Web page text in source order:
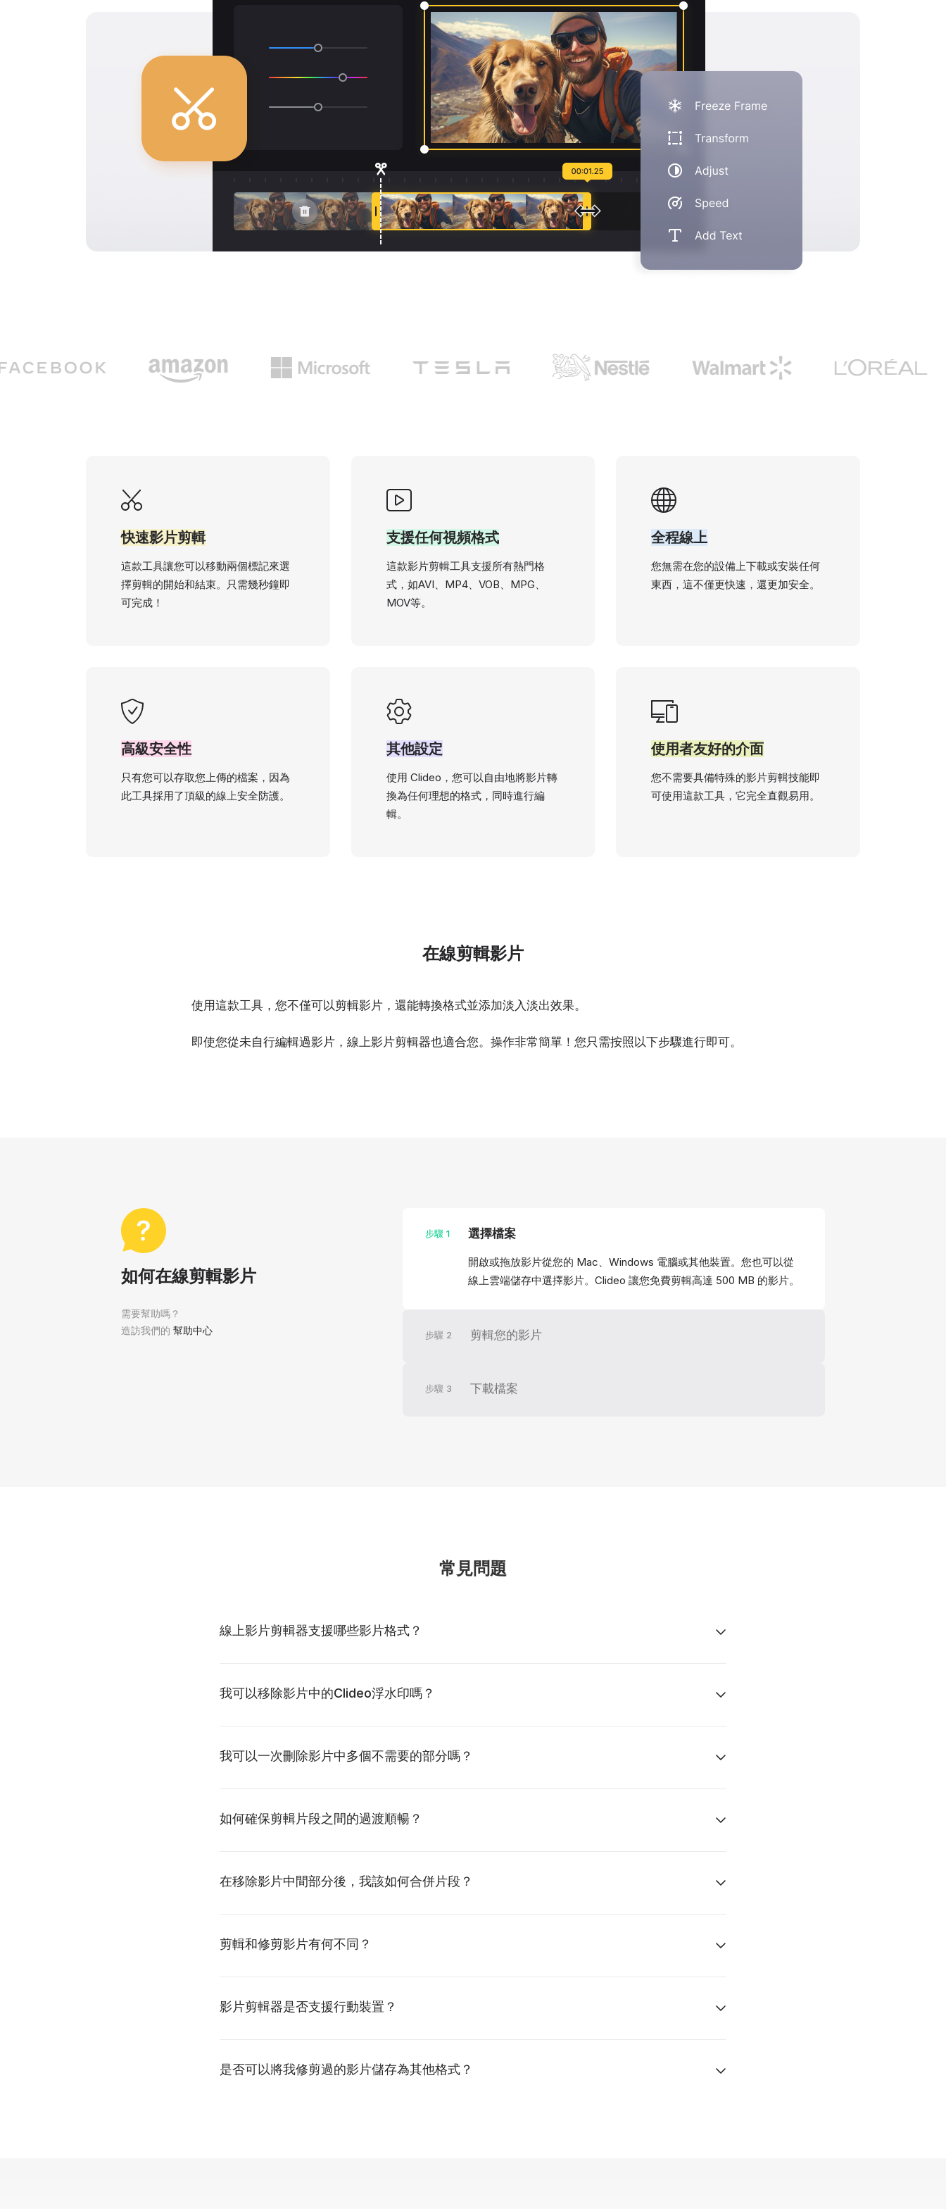
快速影片剪輯
這款工具讓您可以移動兩個標記來選
擇剪輯的開始和結束。只需幾秒鐘即
可完成！
支援任何視頻格式
這款影片剪輯工具支援所有熱門格
式，如AVI、MP4、VOB、MPG、
MOV等。
全程線上
您無需在您的設備上下載或安裝任何
東西，這不僅更快速，還更加安全。
高級安全性
只有您可以存取您上傳的檔案，因為
此工具採用了頂級的線上安全防護。
其他設定
使用 Clideo，您可以自由地將影片轉
換為任何理想的格式，同時進行編
輯。
使用者友好的介面
您不需要具備特殊的影片剪輯技能即
可使用這款工具，它完全直觀易用。
在線剪輯影片
使用這款工具，您不僅可以剪輯影片，還能轉換格式並添加淡入淡出效果。
即使您從未自行編輯過影片，線上影片剪輯器也適合您。操作非常簡單！您只需按照以下步驟進行即可。
如何在線剪輯影片
需要幫助嗎？
造訪我們的 幫助中心
步驟 1 選擇檔案
開啟或拖放影片從您的 Mac、Windows 電腦或其他裝置。您也可以從
線上雲端儲存中選擇影片。Clideo 讓您免費剪輯高達 500 MB 的影片。
步驟 2 剪輯您的影片
步驟 3 下載檔案
常見問題
線上影片剪輯器支援哪些影片格式？
我可以移除影片中的Clideo浮水印嗎？
我可以一次刪除影片中多個不需要的部分嗎？
如何確保剪輯片段之間的過渡順暢？
在移除影片中間部分後，我該如何合併片段？
剪輯和修剪影片有何不同？
影片剪輯器是否支援行動裝置？
是否可以將我修剪過的影片儲存為其他格式？